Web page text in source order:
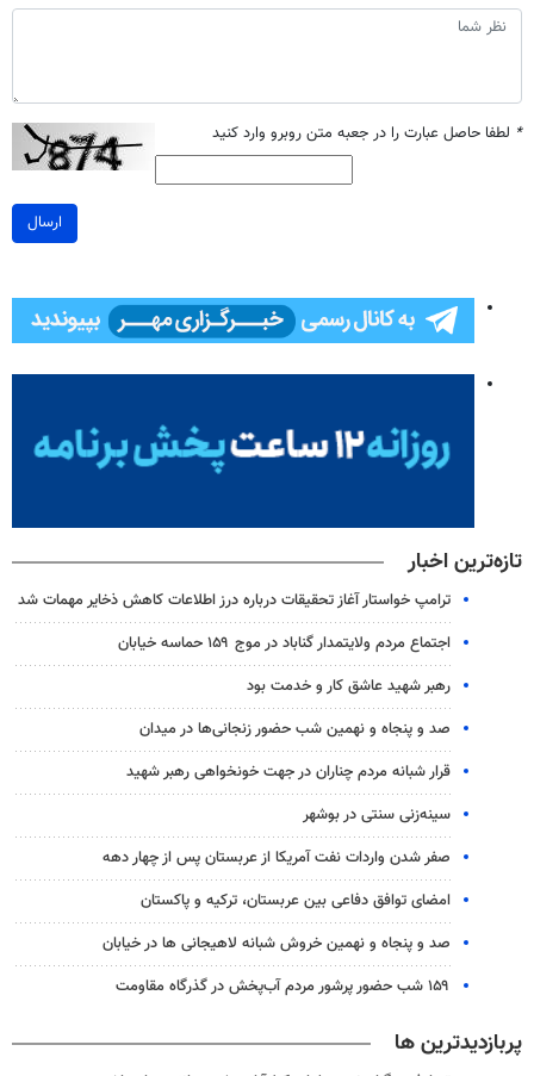
* لطفا حاصل عبارت را در جعبه متن روبرو وارد کنید
ارسال
تازه‌ترین اخبار
ترامپ خواستار آغاز تحقیقات درباره درز اطلاعات کاهش ذخایر مهمات شد
اجتماع مردم ولایتمدار گناباد در موج ۱۵۹ حماسه خیابان
رهبر شهید عاشق کار و خدمت بود
صد و پنجاه و نهمین شب حضور زنجانی‌ها در میدان
قرار شبانه مردم چناران در جهت خونخواهی رهبر شهید
سینه‌زنی سنتی در بوشهر
صفر شدن واردات نفت آمریکا از عربستان پس از چهار دهه
امضای توافق دفاعی بین عربستان، ترکیه و پاکستان
صد و پنجاه و نهمین خروش شبانه لاهیجانی ها در خیابان
۱۵۹ شب حضور پرشور مردم آب‌پخش در گذرگاه مقاومت
پربازدیدترین ها